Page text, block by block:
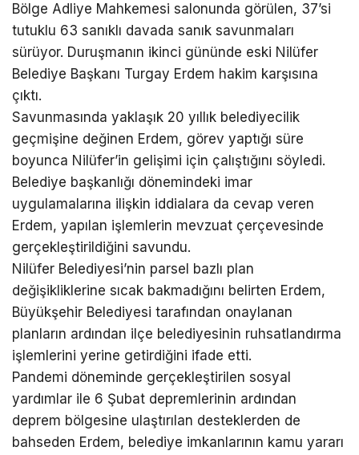
Bölge Adliye Mahkemesi salonunda görülen, 37’si
tutuklu 63 sanıklı davada sanık savunmaları
sürüyor. Duruşmanın ikinci gününde eski Nilüfer
Belediye Başkanı Turgay Erdem hakim karşısına
çıktı.
Savunmasında yaklaşık 20 yıllık belediyecilik
geçmişine değinen Erdem, görev yaptığı süre
boyunca Nilüfer’in gelişimi için çalıştığını söyledi.
Belediye başkanlığı dönemindeki imar
uygulamalarına ilişkin iddialara da cevap veren
Erdem, yapılan işlemlerin mevzuat çerçevesinde
gerçekleştirildiğini savundu.
Nilüfer Belediyesi’nin parsel bazlı plan
değişikliklerine sıcak bakmadığını belirten Erdem,
Büyükşehir Belediyesi tarafından onaylanan
planların ardından ilçe belediyesinin ruhsatlandırma
işlemlerini yerine getirdiğini ifade etti.
Pandemi döneminde gerçekleştirilen sosyal
yardımlar ile 6 Şubat depremlerinin ardından
deprem bölgesine ulaştırılan desteklerden de
bahseden Erdem, belediye imkanlarının kamu yararı